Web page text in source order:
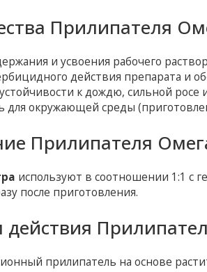
Прилипателя
и усвоения рабочего
действия препарата и
к дождю, сильной росе
для окружающей среды
Прилипателя
используют в соотношении 1:1 с
после приготовления.
прилипатель на основе